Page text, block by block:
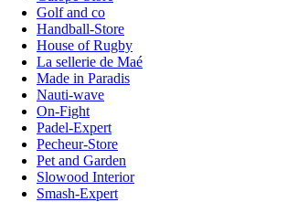
Golf and co
Handball-Store
House of Rugby
La sellerie de Maé
Made in Paradis
Nauti-wave
On-Fight
Padel-Expert
Pecheur-Store
Pet and Garden
Slowood Interior
Smash-Expert